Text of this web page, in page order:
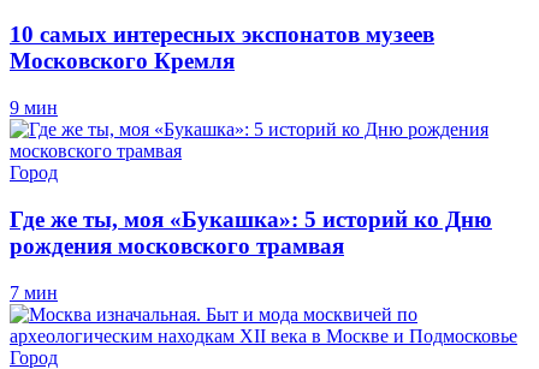
10 самых интересных экспонатов музеев
Московского Кремля
9 мин
Город
Где же ты, моя «Букашка»: 5 историй ко Дню
рождения московского трамвая
7 мин
Город